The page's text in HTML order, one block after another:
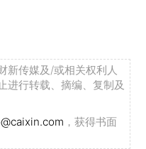
新传媒及/或相关权利人
进行转载、摘编、复制及
，获得书面